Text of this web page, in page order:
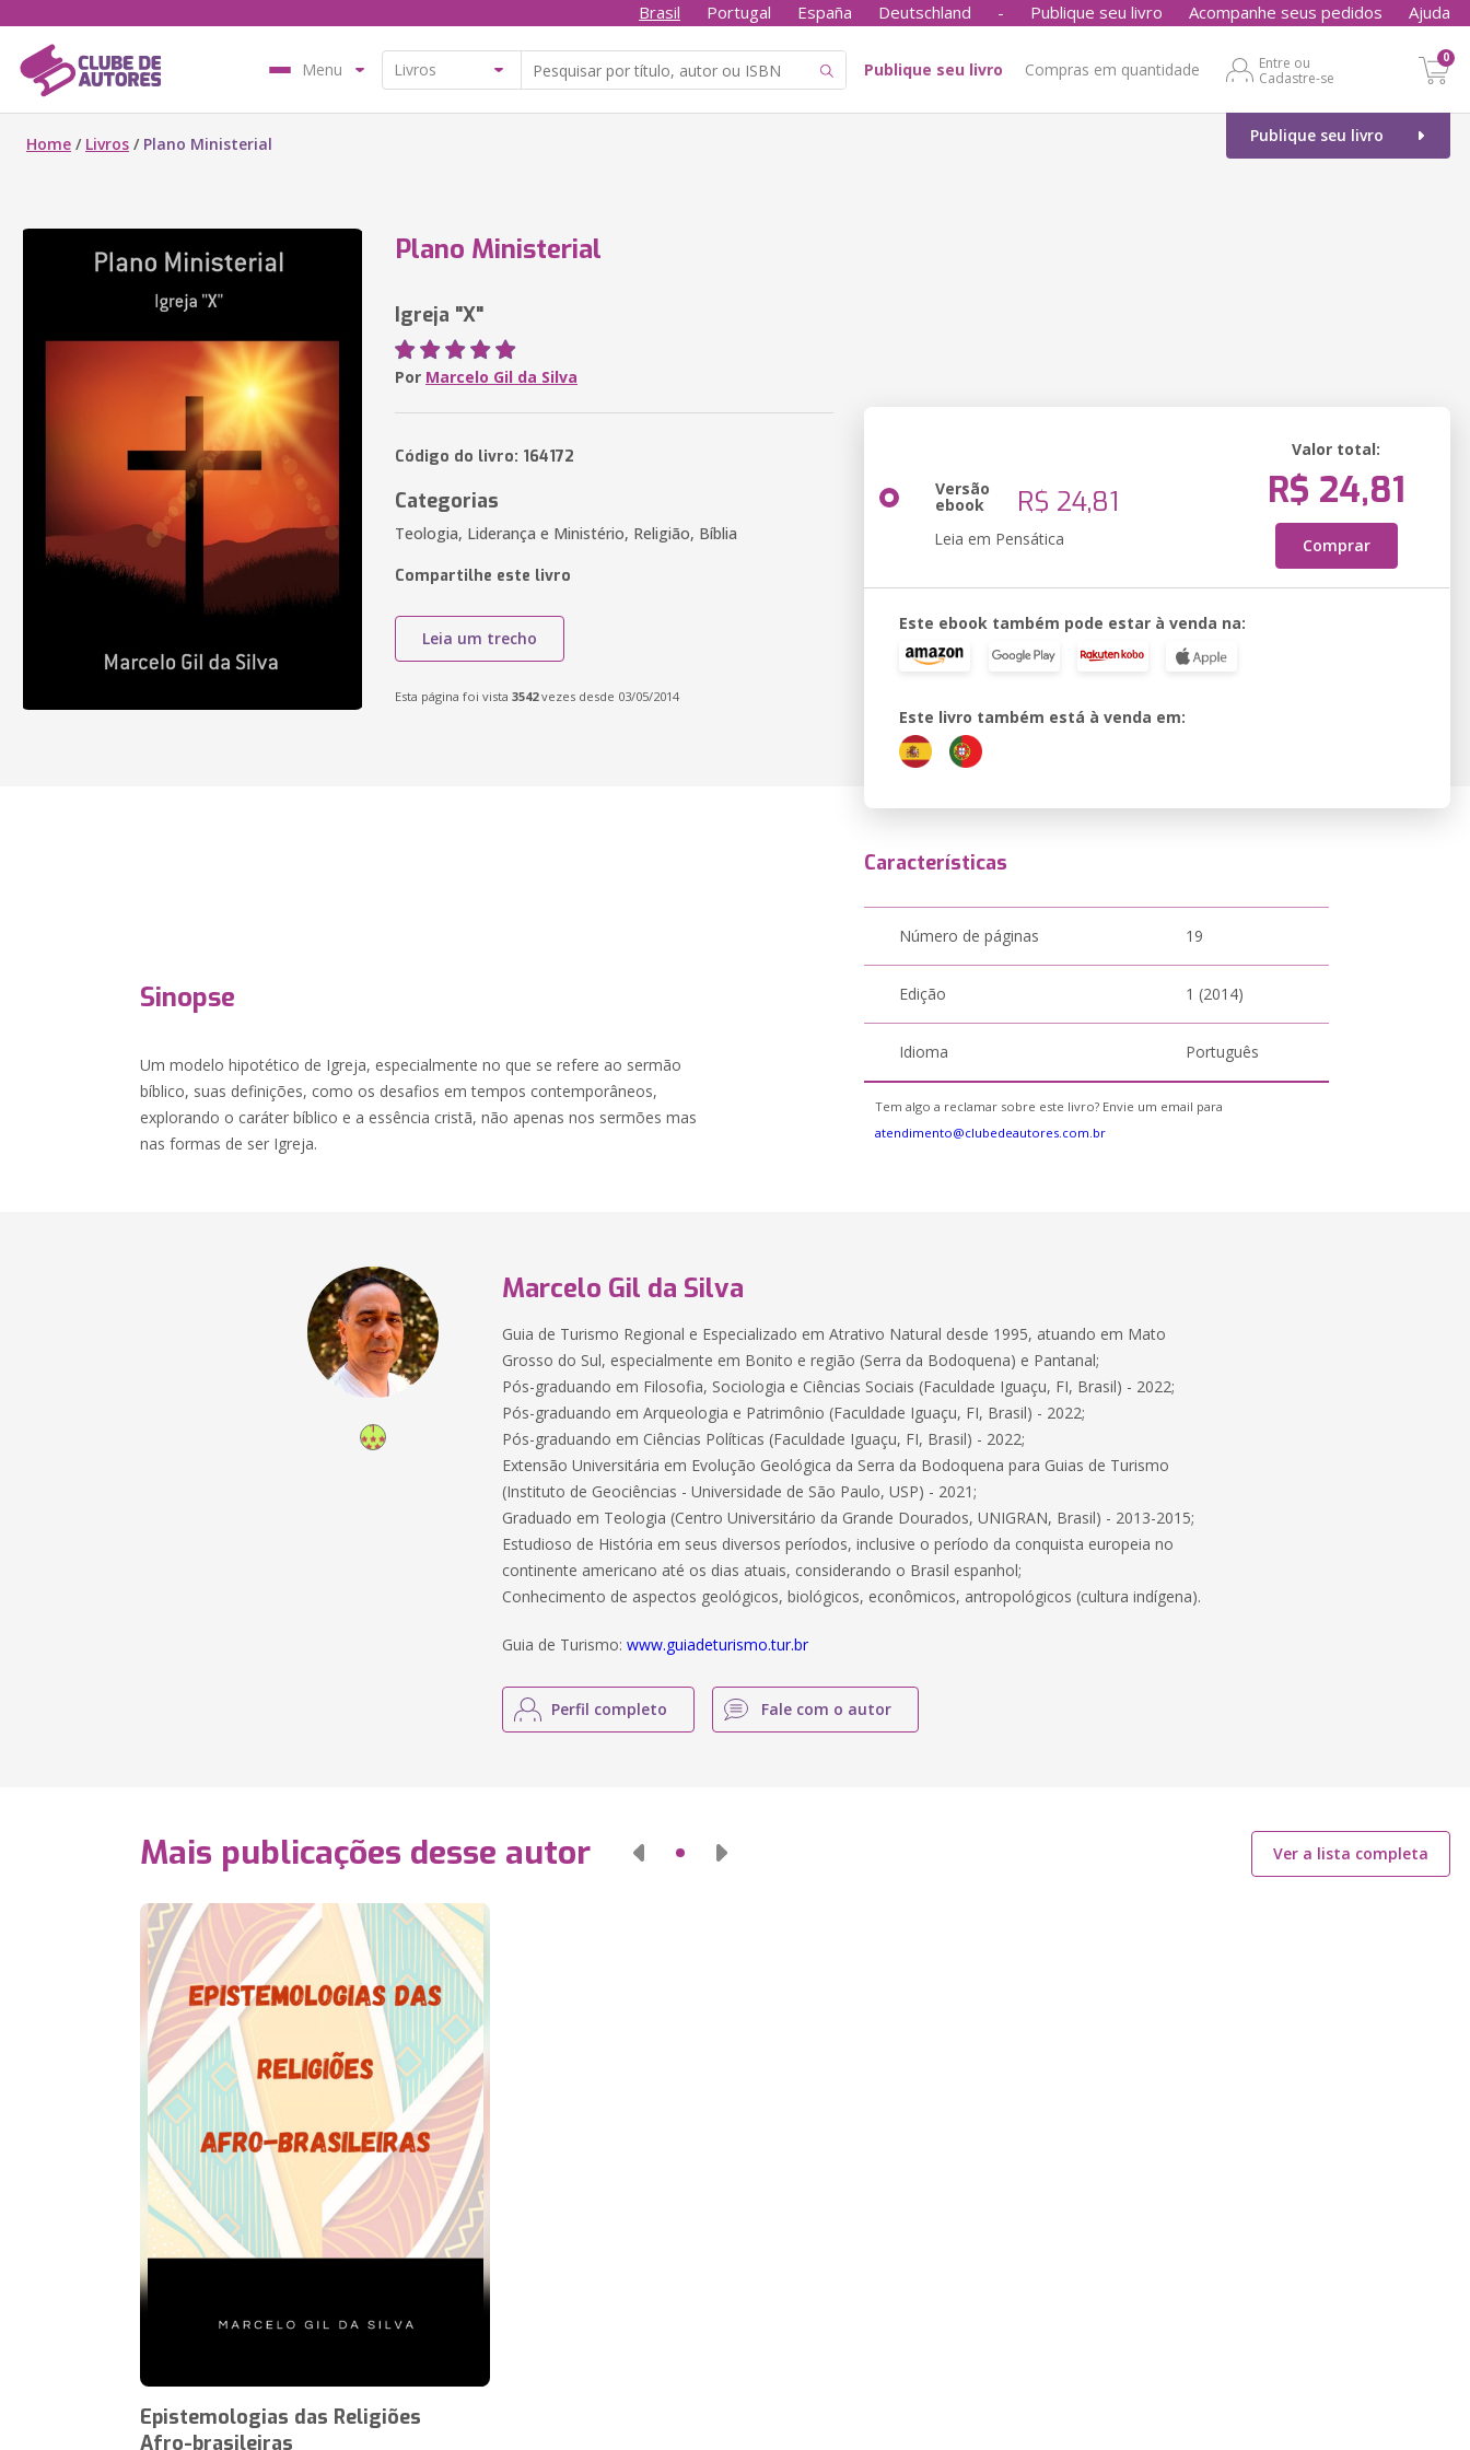
Brasil Portugal España Deutschland - Publique seu livro Acompanhe seus pedidos Ajuda
Menu Publique seu livro Compras em quantidade
Entre ou
Cadastre-se
0
Publique seu livro
Home / Livros / Plano Ministerial
Plano Ministerial
Igreja "X"
Por Marcelo Gil da Silva
Código do livro: 164172
Categorias
Teologia, Liderança e Ministério, Religião, Bíblia
Compartilhe este livro
Leia um trecho
Esta página foi vista 3542vezes desde 03/05/2014
Versão
ebook R$ 24,81
Leia em Pensática
Valor total:
R$ 24,81
Comprar
Este ebook também pode estar à venda na:
Este livro também está à venda em:
Sinopse
Um modelo hipotético de Igreja, especialmente no que se refere ao sermão
bíblico, suas definições, como os desafios em tempos contemporâneos,
explorando o caráter bíblico e a essência cristã, não apenas nos sermões mas
nas formas de ser Igreja.
Características
Número de páginas 19
Edição 1 (2014)
Idioma Português
Tem algo a reclamar sobre este livro? Envie um email para
atendimento@clubedeautores.com.br
Marcelo Gil da Silva
Guia de Turismo Regional e Especializado em Atrativo Natural desde 1995, atuando em Mato
Grosso do Sul, especialmente em Bonito e região (Serra da Bodoquena) e Pantanal;
Pós-graduando em Filosofia, Sociologia e Ciências Sociais (Faculdade Iguaçu, FI, Brasil) - 2022;
Pós-graduando em Arqueologia e Patrimônio (Faculdade Iguaçu, FI, Brasil) - 2022;
Pós-graduando em Ciências Políticas (Faculdade Iguaçu, FI, Brasil) - 2022;
Extensão Universitária em Evolução Geológica da Serra da Bodoquena para Guias de Turismo
(Instituto de Geociências - Universidade de São Paulo, USP) - 2021;
Graduado em Teologia (Centro Universitário da Grande Dourados, UNIGRAN, Brasil) - 2013-2015;
Estudioso de História em seus diversos períodos, inclusive o período da conquista europeia no
continente americano até os dias atuais, considerando o Brasil espanhol;
Conhecimento de aspectos geológicos, biológicos, econômicos, antropológicos (cultura indígena).
Guia de Turismo:www.guiadeturismo.tur.br
Perfil completo Fale com o autor
Mais publicações desse autor Ver a lista completa
Epistemologias das Religiões
Afro-brasileiras